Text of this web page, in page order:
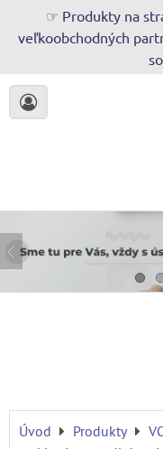
☞ Produkty na
veľkoobchodných
Úvod Produkty